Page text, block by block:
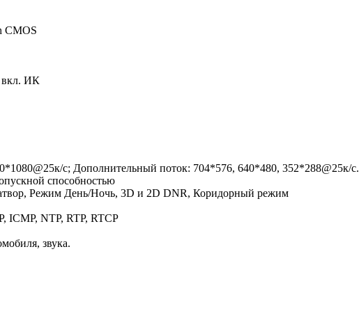
CMOS
вкл. ИК
с; Дополнительный поток: 704*576, 640*480, 352*288@25к/с.
способностью
Режим День/Ночь, 3D и 2D DNR, Коридорный режим
ICMP, NTP, RTP, RTCP
звука.